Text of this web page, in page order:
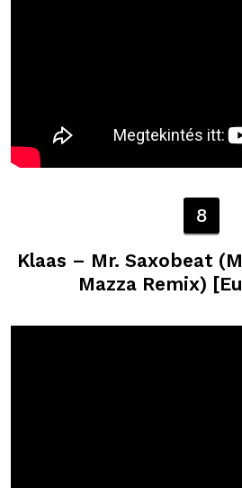
8
Klaas – Mr. Saxobeat
Mazza Remix)